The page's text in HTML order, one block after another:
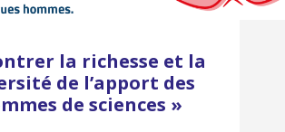
la richesse et la
de l’apport des
de sciences »